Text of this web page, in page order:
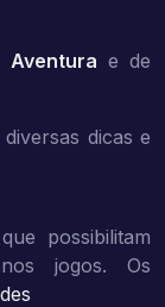
Aventura e de
dicas e
possibilitam
jogos. Os